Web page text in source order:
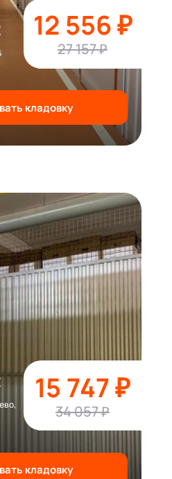
12 556 ₽
27 157 ₽
кладовку
15 747 ₽
34 057 ₽
кладовку